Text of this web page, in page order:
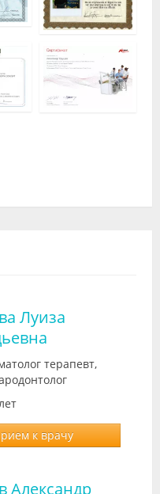
Луиза
терапевт,
к врачу
Александр